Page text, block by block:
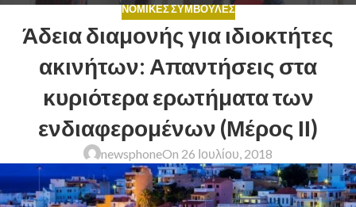
ΝΟΜΙΚΈΣ ΣΥΜΒΟΥΛΈΣ
Άδεια διαμονής για ιδιοκτήτες
ακινήτων: Απαντήσεις στα
κυριότερα ερωτήματα των
ενδιαφερομένων (Μέρος ΙΙ)
newsphoneOn 26 Ιουλίου, 2018